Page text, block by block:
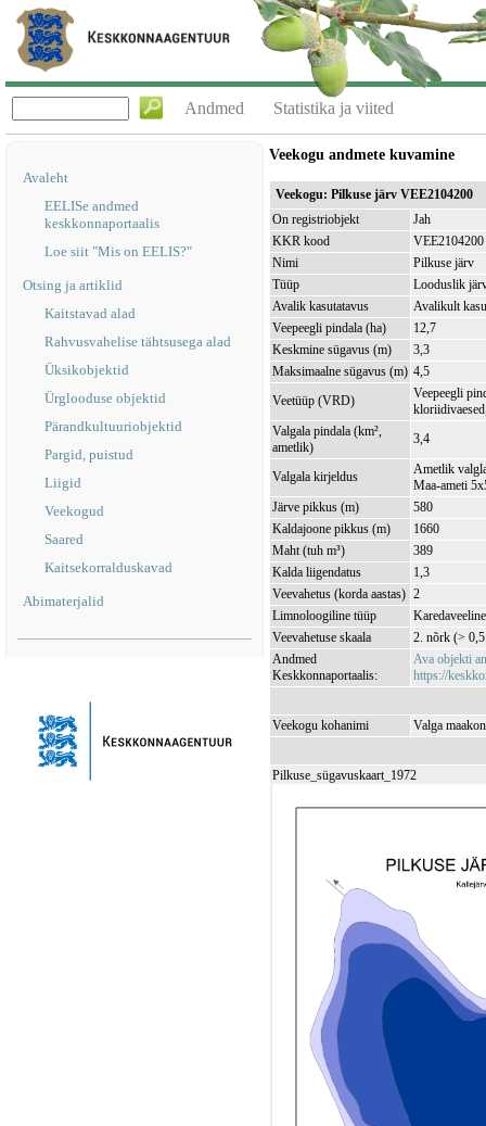
Andmed Statistika ja viited
Avaleht
EELISe andmed
keskkonnaportaalis
Loe siit "Mis on EELIS?"
Otsing ja artiklid
Kaitstavad alad
Rahvusvahelise tähtsusega alad
Üksikobjektid
Ürglooduse objektid
Pärandkultuuriobjektid
Pargid, puistud
Liigid
Veekogud
Saared
Kaitsekorralduskavad
Abimaterjalid
Veekogu andmete kuvamine
Veekogu: Pilkuse järv VEE2104200
On registriobjekt
Jah
KKR kood
VEE2104200
Nimi
Pilkuse järv
Tüüp
Looduslik
Avalik kasutatavus
Avalikult
Veepeegli pindala (ha)
12,7
Keskmine sügavus (m)
3,3
Maksimaalne sügavus (m) 4,5
Veetüüp (VRD)
Veepeegli
Valgala pindala (km²,
ametlik)
3,4
Valgala kirjeldus
Ametlik
Maa-ameti
Järve pikkus (m)
580
Kaldajoone pikkus (m)
1660
Maht (tuh m³)
389
Kalda liigendatus
1,3
Veevahetus (korda aastas) 2
Limnoloogiline tüüp
Veevahetuse skaala
2. nõrk (>
Andmed
Keskkonnaportaalis:
Ava objekti
https://
Veekogu kohanimi Valga
Pilkuse_sügavuskaart_1972